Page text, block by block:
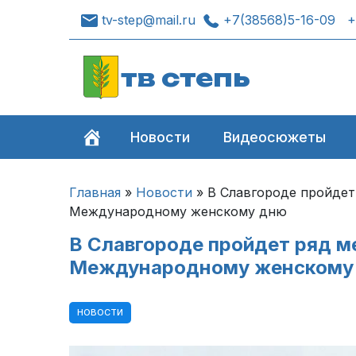
tv-step@mail.ru +7(38568)5-16-09
тв степь
Новости Видеосюжеты
Главная » Новости » В Славгороде
Международному женскому дню
В Славгороде пройдет ряд
Международному
НОВОСТИ